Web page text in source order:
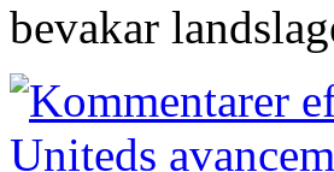
bevakar